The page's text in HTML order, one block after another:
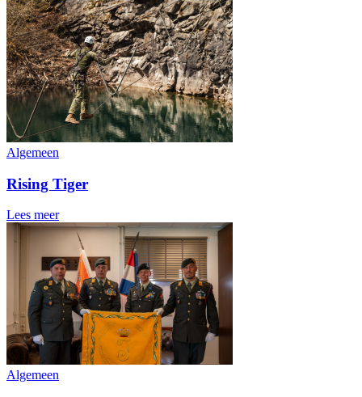
Algemeen
Rising Tiger
Lees meer
Algemeen